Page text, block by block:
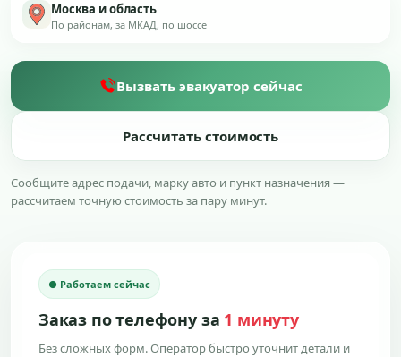
Москва и область
По районам, за МКАД, по шоссе
Вызвать эвакуатор сейчас
Рассчитать стоимость
Сообщите адрес подачи, марку авто и пункт назначения —
рассчитаем точную стоимость за пару минут.
● Работаем сейчас
Заказ по телефону за 1 минуту
Без сложных форм. Оператор быстро уточнит детали и